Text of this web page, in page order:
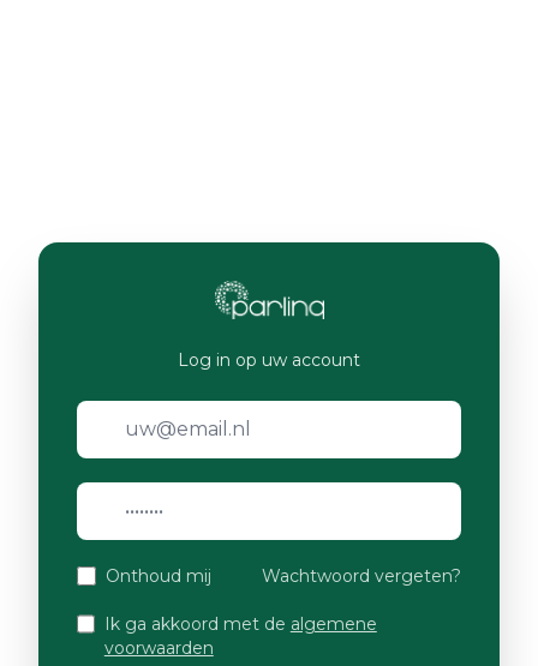
Log in op uw account
Onthoud mij Wachtwoord vergeten?
Ik ga akkoord met de algemene
voorwaarden